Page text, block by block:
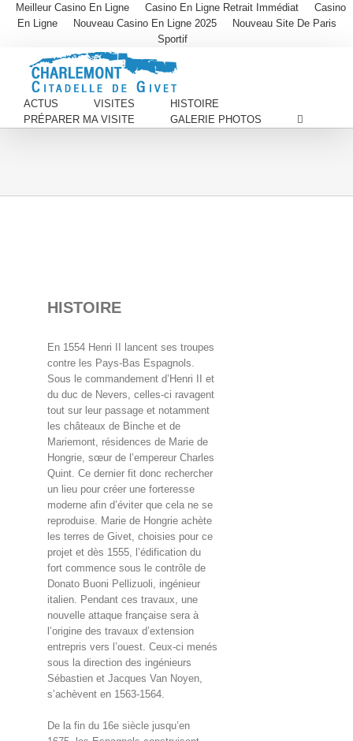
Meilleur Casino En Ligne Casino En Ligne Retrait Immédiat
Casino
En Ligne
Nouveau Casino En Ligne 2025
Nouveau Site De Paris
Sportif
ACTUS VISITES
HISTOIRE
PRÉPARER MA VISITE
GALERIE PHOTOS
HISTOIRE
En 1554 Henri II lancent ses troupes
contre les Pays-Bas Espagnols.
Sous le commandement d’Henri II et
du duc de Nevers, celles-ci ravagent
tout sur leur passage et notamment
les châteaux de Binche et de
Mariemont, résidences de Marie de
Hongrie, sœur de l’empereur Charles
Quint. Ce dernier fit donc rechercher
un lieu pour créer une forteresse
moderne afin d’éviter que cela ne se
reproduise. Marie de Hongrie achète
les terres de Givet, choisies pour ce
projet et dès 1555, l’édification du
fort commence sous le contrôle de
Donato Buoni Pellizuoli, ingénieur
italien. Pendant ces travaux, une
nouvelle attaque française sera à
l’origine des travaux d’extension
entrepris vers l’ouest. Ceux-ci menés
sous la direction des ingénieurs
Sébastien et Jacques Van Noyen,
s’achèvent en 1563-1564.
De la fin du 16e siècle jusqu’en